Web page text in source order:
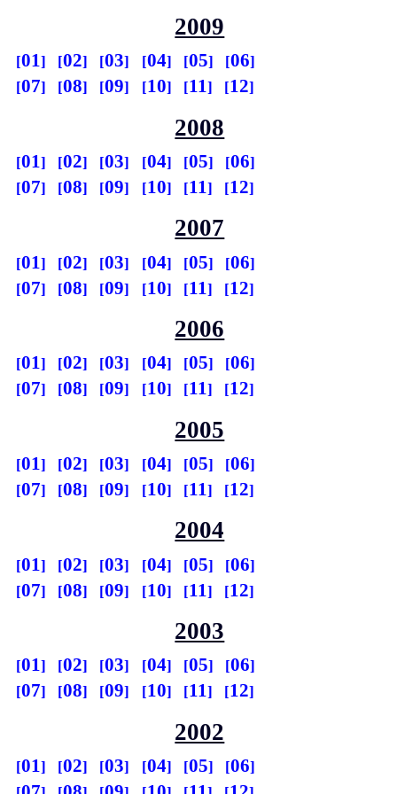
2009
01 02 03 04 05
06
07
08 09 10 11 12
2008
01 02 03 04 05
06
07
08 09 10 11 12
2007
01 02 03 04 05
06
07
08 09 10 11 12
2006
01 02 03 04 05
06
07
08 09 10 11 12
2005
01 02 03 04 05
06
07
08 09 10 11 12
2004
01 02 03 04 05
06
07
08 09 10 11 12
2003
01 02 03 04 05
06
07
08 09 10 11 12
2002
01 02 03 04 05
06